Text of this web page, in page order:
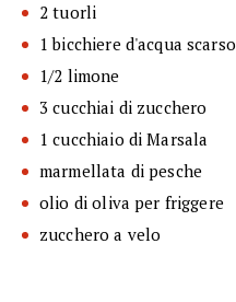
2 tuorli
1 bicchiere d'acqua scarso
1/2 limone
3 cucchiai di zucchero
1 cucchiaio di Marsala
marmellata di pesche
olio di oliva per friggere
zucchero a velo